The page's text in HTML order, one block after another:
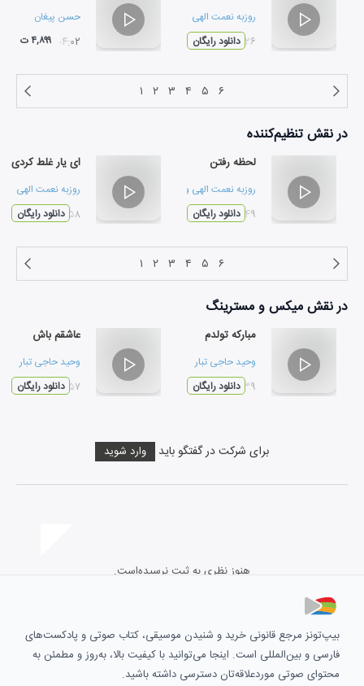
روزبه نعمت الهی
۰۳:۲۶دانلود رایگان
حسن پیغان
۰۴:۰۲ ۴,۸۹۹ ت
۱ ۲ ۳ ۴ ۵ ۶
در نقشتنظیم‌کننده
لحظه رفتن
روزبه نعمت الهی و بهروز نعمت الهی
۰۳:۴۹دانلود رایگان
ای یار غلط کردی
روزبه نعمت الهی
۰۳:۵۸دانلود رایگان
۱ ۲ ۳ ۴ ۵ ۶
در نقشمیکس و مسترینگ
مبارکه تولدم
وحید حاجی تبار
۰۱:۳۹دانلود رایگان
عاشقم باش
وحید حاجی تبار
۰۲:۵۷دانلود رایگان
برای شرکت در گفتگو باید وارد شوید
هنوز نظری به ثبت نرسیده‌است.
بیپ‌تونز مرجع قانونی خرید و شنیدن موسیقی، کتاب صوتی و پادکست‌های
فارسی و بین‌المللی است. اینجا می‌توانید با کیفیت بالا، به‌روز و مطمئن به
محتوای صوتی موردعلاقه‌تان دسترسی داشته باشید.